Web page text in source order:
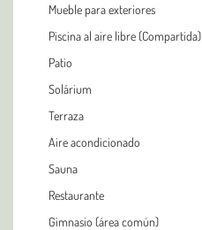
Mueble para exteriores
Piscina al aire libre (Compartida)
Patio
Solárium
Terraza
Aire acondicionado
Sauna
Restaurante
Gimnasio (área común)